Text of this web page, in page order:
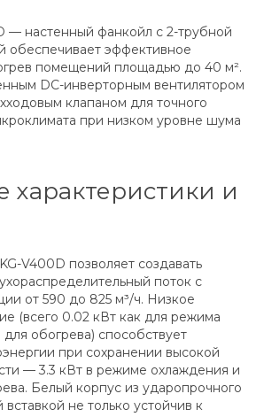
— настенный фанкойл с 2-трубной
обеспечивает эффективное
помещений площадью до 40 м².
DC-инверторным вентилятором
клапаном для точного
при низком уровне шума
характеристики и
V400D позволяет создавать
поток с
от 590 до 825 м³/ч. Низкое
(всего 0.02 кВт как для режима
обогрева) способствует
при сохранении высокой
— 3.3 кВт в режиме охлаждения и
Белый корпус из ударопрочного
вставкой не только устойчив к